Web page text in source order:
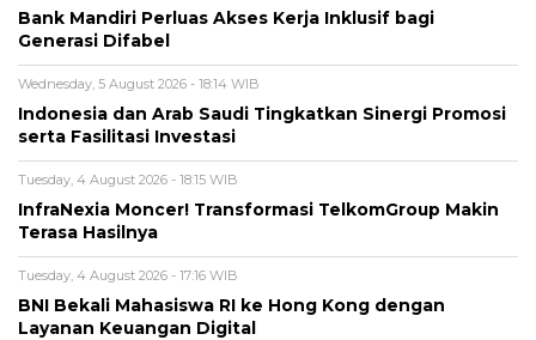
Bank Mandiri Perluas Akses Kerja Inklusif bagi
Generasi Difabel
Wednesday, 5 August 2026 - 18:14 WIB
Indonesia dan Arab Saudi Tingkatkan Sinergi Promosi
serta Fasilitasi Investasi
Tuesday, 4 August 2026 - 18:15 WIB
InfraNexia Moncer! Transformasi TelkomGroup Makin
Terasa Hasilnya
Tuesday, 4 August 2026 - 17:16 WIB
BNI Bekali Mahasiswa RI ke Hong Kong dengan
Layanan Keuangan Digital